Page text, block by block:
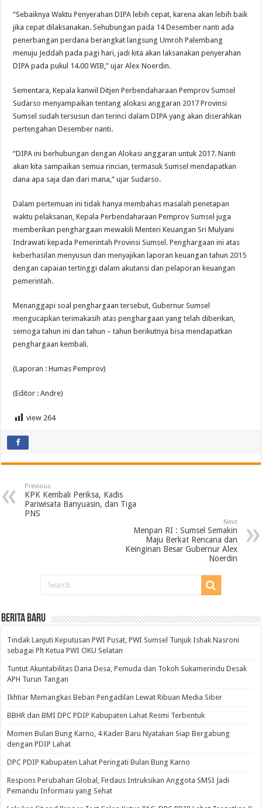
“Sebaiknya Waktu Penyerahan DIPA lebih cepat, karena akan lebih baik
jika cepat dilaksanakan. Sehubungan pada 14 Desember nanti ada
penerbangan perdana berangkat langsung Umroh Palembang
menuju Jeddah pada pagi hari, jadi kita akan laksanakan penyerahan
DIPA pada pukul 14.00 WIB,” ujar Alex Noerdin.
Sementara, Kepala kanwil Ditjen Perbendaharaan Pemprov Sumsel
Sudarso menyampaikan tentang alokasi anggaran 2017 Provinsi
Sumsel sudah tersusun dan terinci dalam DIPA yang akan diserahkan
pertengahan Desember nanti.
“DIPA ini berhubungan dengan Alokasi anggaran untuk 2017. Nanti
akan kita sampaikan semua rincian, termasuk Sumsel mendapatkan
dana apa saja dan dari mana,” ujar Sudarso.
Dalam pertemuan ini tidak hanya membahas masalah penetapan
waktu pelaksanan, Kepala Perbendaharaan Pemprov Sumsel juga
memberikan penghargaan mewakili Menteri Keuangan Sri Mulyani
Indrawati kepada Pemerintah Provinsi Sumsel. Penghargaan ini atas
keberhasilan menyusun dan menyajikan laporan keuangan tahun 2015
dengan capaian tertinggi dalam akutansi dan pelaporan keuangan
pemerintah.
Menanggapi soal penghargaan tersebut, Gubernur Sumsel
mengucapkan terimakasih atas penghargaan yang telah diberikan,
semoga tahun ini dan tahun – tahun berikutnya bisa mendapatkan
penghargaan kembali.
(Laporan : Humas Pemprov)
(Editor : Andre)
view 264
Previous
KPK Kembali Periksa, Kadis
Pariwisata Banyuasin, dan Tiga
PNS
Next
Menpan RI : Sumsel Semakin
Maju Berkat Rencana dan
Keinginan Besar Gubernur Alex
Noerdin
BERITA BARU
Tindak Lanjuti Keputusan PWI Pusat, PWI Sumsel Tunjuk Ishak Nasroni
sebagai Plt Ketua PWI OKU Selatan
Tuntut Akuntabilitas Dana Desa, Pemuda dan Tokoh Sukamerindu Desak
APH Turun Tangan
Ikhtiar Memangkas Beban Pengadilan Lewat Ribuan Media Siber
BBHR dan BMI DPC PDIP Kabupaten Lahat Resmi Terbentuk
Momen Bulan Bung Karno, 4 Kader Baru Nyatakan Siap Bergabung
dengan PDIP Lahat
DPC PDIP Kabupaten Lahat Peringati Bulan Bung Karno
Respons Perubahan Global, Firdaus Intruksikan Anggota SMSI Jadi
Pemandu Informasi yang Sehat